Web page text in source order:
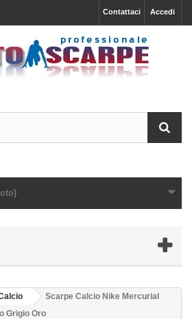
Accedi
Contattaci
Scarpe Calcio Nike Mercurial
Grigio Oro